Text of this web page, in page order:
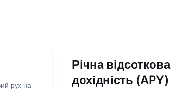
рух на
Річна відсоткова
дохідність (APY)